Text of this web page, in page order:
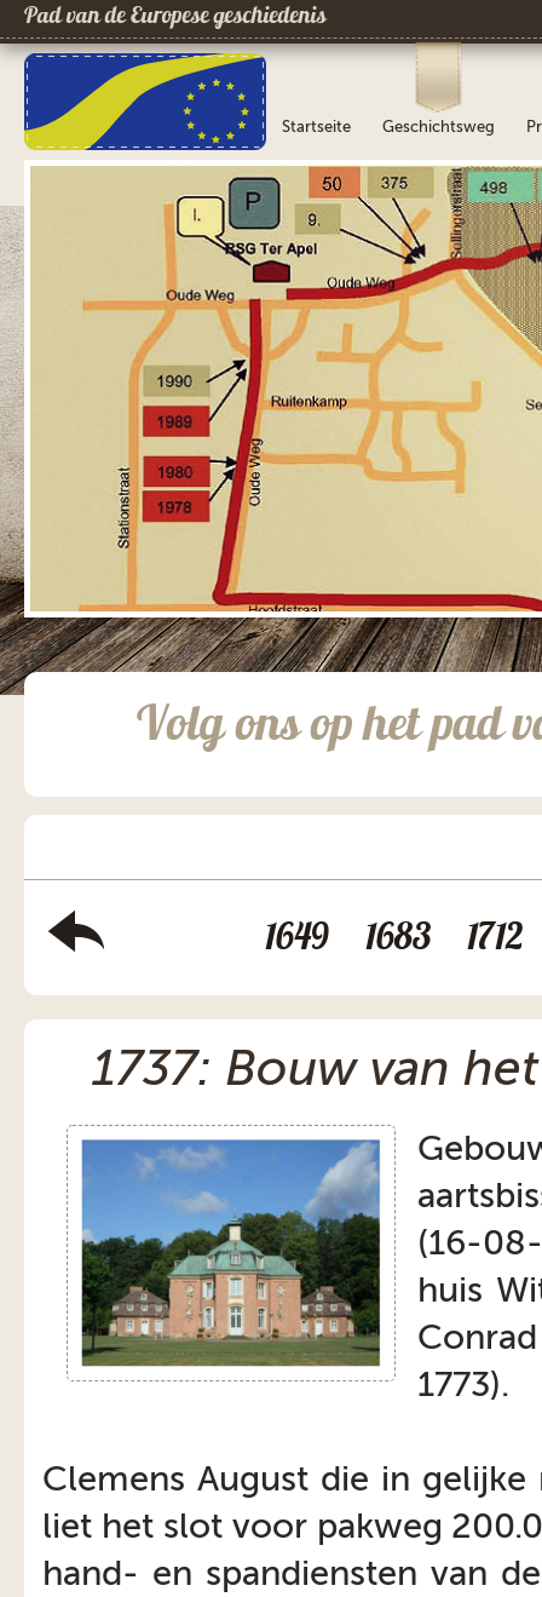
Pad van de Europese geschiedenis
Startseite Geschichtsweg
Volg ons op het pad
1649 1683 1712
1737: Bouw van
(16-
huis
1773).
Clemens August die in
liet het slot voor pakweg
hand- en spandiensten van